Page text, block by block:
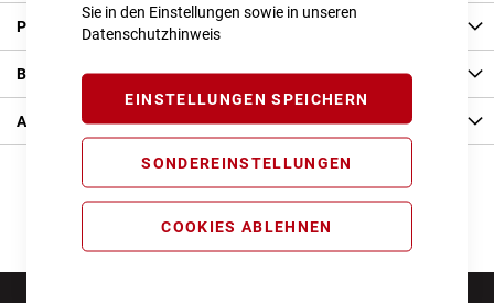
Sie in den Einstellungen sowie in unseren
Datenschutzhinweis
EINSTELLUNGEN SPEICHERN
SONDEREINSTELLUNGEN
COOKIES ABLEHNEN
Produkt Details
Bewertungen
Angaben zur Produktsicherheit